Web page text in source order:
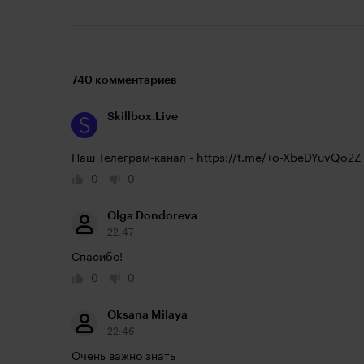
740 комментариев
Skillbox.Live
Наш Телеграм-канал - https://t.me/+o-
0
0
Olga Dondoreva
22:47
Спасибо!
0
0
Oksana Milaya
22:46
Очень важно знать